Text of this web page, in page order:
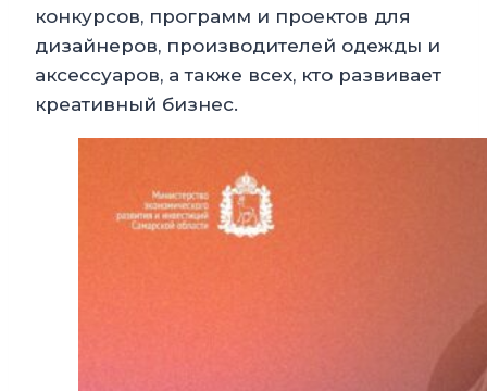
конкурсов, программ и проектов для
дизайнеров, производителей одежды и
аксессуаров, а также всех, кто развивает
креативный бизнес.